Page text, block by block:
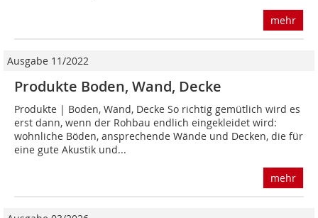
mehr
Ausgabe 11/2022
Produkte Boden, Wand, Decke
Produkte | Boden, Wand, Decke So richtig gemütlich wird es
erst dann, wenn der Rohbau endlich eingekleidet wird:
wohnliche Böden, ansprechende Wände und Decken, die für
eine gute Akustik und...
mehr